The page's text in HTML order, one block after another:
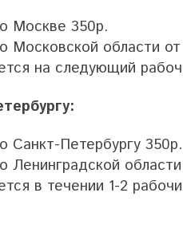
Москве 350р.
Московской области
на следующий
Санкт-Петербургу 350р.
Ленинградской
в течении 1-2